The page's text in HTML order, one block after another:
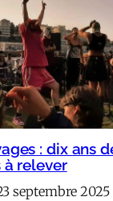
: dix ans
à relever
septembre 2025